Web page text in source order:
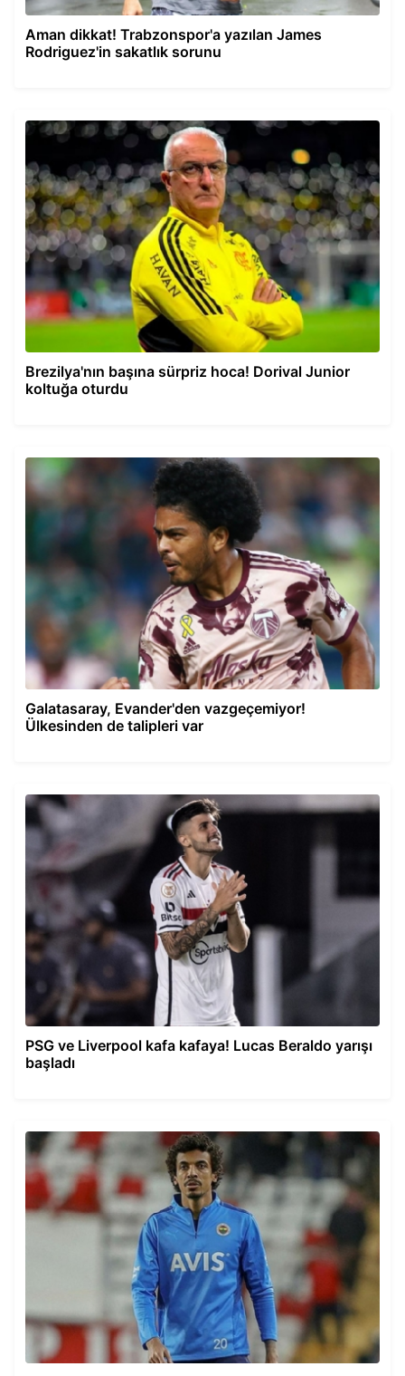
Aman dikkat! Trabzonspor'a yazılan James
Rodriguez'in sakatlık sorunu
Brezilya'nın başına sürpriz hoca! Dorival Junior
koltuğa oturdu
Galatasaray, Evander'den vazgeçemiyor!
Ülkesinden de talipleri var
PSG ve Liverpool kafa kafaya! Lucas Beraldo yarışı
başladı